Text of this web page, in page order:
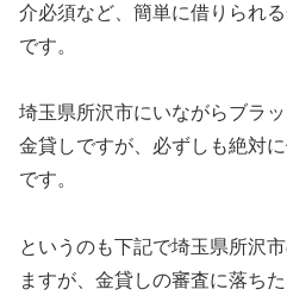
介必須など、簡単に借りられ
です。
埼玉県所沢市にいながらブラ
金貸しですが、必ずしも絶対
です。
というのも下記で埼玉県所沢
ますが、金貸しの審査に落ち